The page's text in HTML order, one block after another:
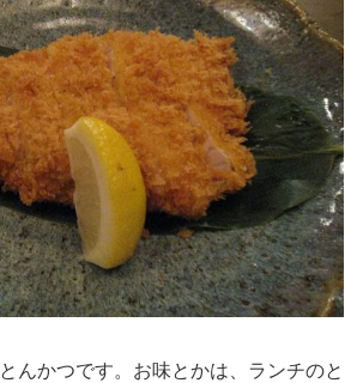
んかつです。お味とかは、ランチのと